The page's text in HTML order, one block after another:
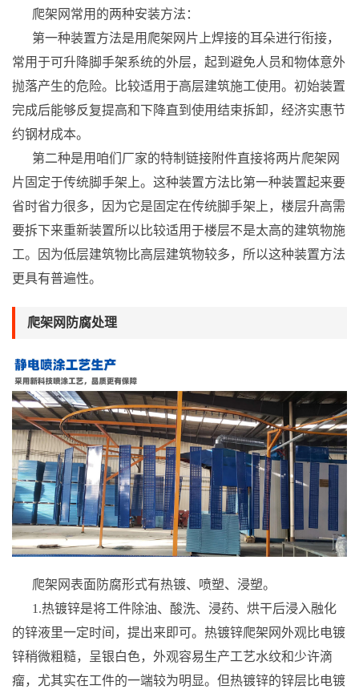
爬架网常用的两种安装方法：
第一种装置方法是用爬架网片上焊接的耳朵进行衔接，
常用于可升降脚手架系统的外层，起到避免人员和物体意外
抛落产生的危险。比较适用于高层建筑施工使用。初始装置
完成后能够反复提高和下降直到使用结束拆卸，经济实惠节
约钢材成本。
第二种是用咱们厂家的特制链接附件直接将两片爬架网
片固定于传统脚手架上。这种装置方法比第一种装置起来要
省时省力很多，因为它是固定在传统脚手架上，楼层升高需
要拆下来重新装置所以比较适用于楼层不是太高的建筑物施
工。因为低层建筑物比高层建筑物较多，所以这种装置方法
更具有普遍性。
爬架网防腐处理
爬架网表面防腐形式有热镀、喷塑、浸塑。
1.热镀锌是将工件除油、酸洗、浸药、烘干后浸入融化
的锌液里一定时间，提出来即可。热镀锌爬架网外观比电镀
锌稍微粗糙，呈银白色，外观容易生产工艺水纹和少许滴
瘤，尤其实在工件的一端较为明显。但热镀锌的锌层比电镀